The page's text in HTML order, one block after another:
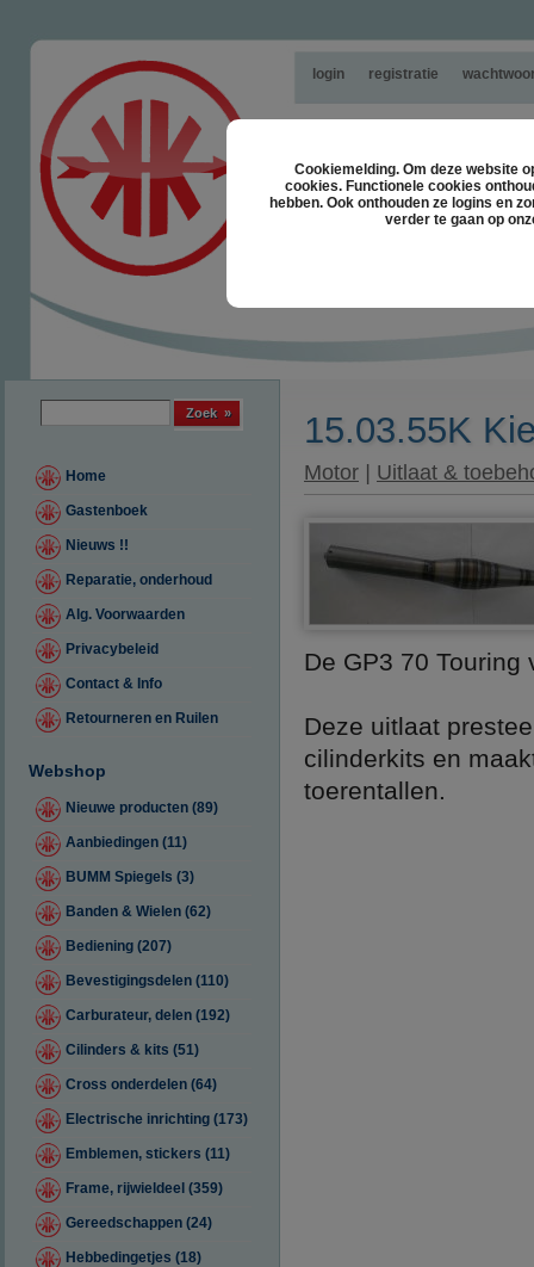
Cookiemelding. Om deze website
cookies. Functionele cookies
hebben. Ook onthouden ze logins en
verder te gaan op
login registratie
Home
Gastenboek
Nieuws !!
Reparatie, onderhoud
Alg. Voorwaarden
Privacybeleid
Contact & Info
Retourneren en Ruilen
Webshop
Nieuwe producten (89)
Aanbiedingen (11)
BUMM Spiegels (3)
Banden & Wielen (62)
Bediening (207)
Bevestigingsdelen (110)
Carburateur, delen (192)
Cilinders & kits (51)
Cross onderdelen (64)
Electrische inrichting (173)
Emblemen, stickers (11)
Frame, rijwieldeel (359)
Gereedschappen (24)
Hebbedingetjes (18)
15.03.55K
Motor Uitlaat &
De GP3 70 Touring
Deze uitlaat
cilinderkits en
toerentallen.